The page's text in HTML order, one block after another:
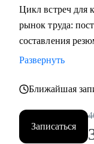
Цикл встреч для
рынок труда:
составления
Развернуть
Ближайшая
Записаться